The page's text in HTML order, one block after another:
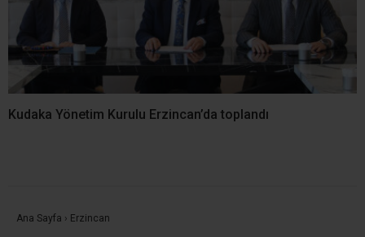
Kudaka Yönetim Kurulu Erzincan’da toplandı
Ana Sayfa › Erzincan